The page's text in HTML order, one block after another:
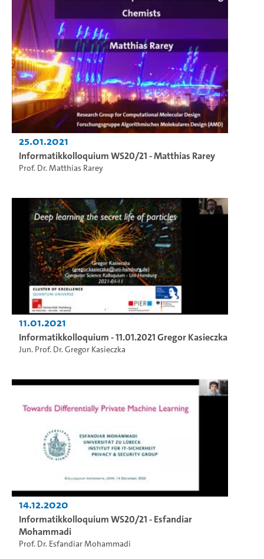
25.01.2021
Informatikkolloquium WS20/21 - Matthias Rarey
Prof. Dr. Matthias Rarey
11.01.2021
Informatikkolloquium - 11.01.2021 Gregor Kasieczka
Jun. Prof. Dr. Gregor Kasieczka
14.12.2020
Informatikkolloquium WS20/21 - Esfandiar
Mohammadi
Prof. Dr. Esfandiar Mohammadi